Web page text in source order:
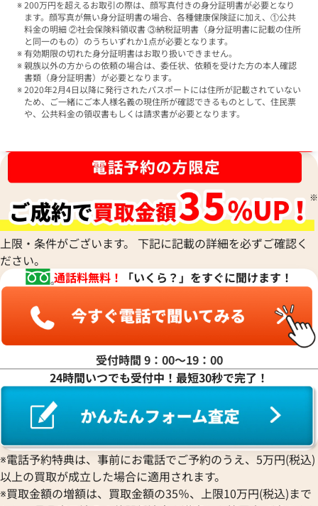
200万円を超えるお取引の際は、顔写真付きの身分証明書が必要となり
ます。顔写真が無い身分証明書の場合、各種健康保険証に加え、①公共
料金の明細 ②社会保険料領収書 ③納税証明書（身分証明書に記載の住所
と同一のもの）のうちいずれか1点が必要となります。
有効期限の切れた身分証明書はお取り扱いできません。
親族以外の方からの依頼の場合は、委任状、依頼を受けた方の本人確認
書類（身分証明書）が必要となります。
2020年2月4日以降に発行されたパスポートには住所が記載されていない
ため、ご一緒にご本人様名義の現住所が確認できるものとして、住民票
や、公共料金の領収書もしくは請求書が必要となります。
上限・条件がございます。 下記に記載の詳細を必ずご確認く
ださい。
通話料無料！
「いくら？」をすぐに聞けます！
受付時間 9：00〜19：00
24時間いつでも受付中！最短30秒で完了！
※電話予約特典は、事前にお電話でご予約のうえ、5万円(税込)
以上の買取が成立した場合に適用されます。
※買取金額の増額は、買取金額の35％、上限10万円(税込)まで